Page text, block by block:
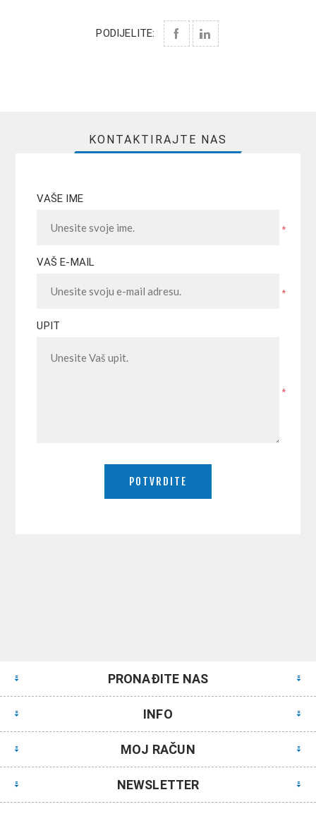
PODIJELITE:
KONTAKTIRAJTE NAS
VAŠE IME
*
VAŠ E-MAIL
*
UPIT
*
PRONAĐITE NAS
INFO
MOJ RAČUN
NEWSLETTER